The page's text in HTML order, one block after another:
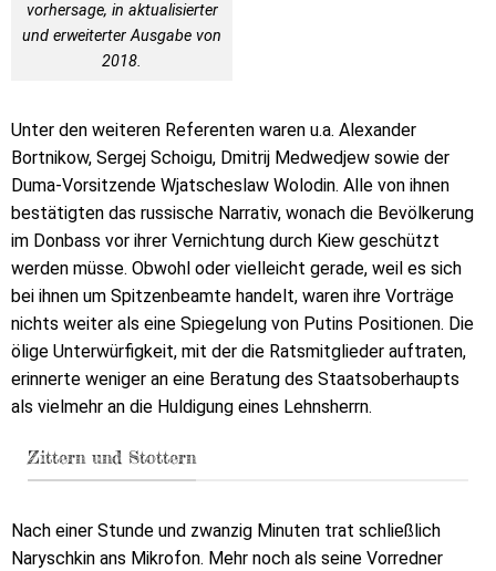
vorhersage, in aktualisierter
und erweiterter Ausgabe von
2018.
Unter den weiteren Referenten waren u.a. Alexander
Bortnikow, Sergej Schoigu, Dmitrij Medwedjew sowie der
Duma-Vorsitzende Wjatscheslaw Wolodin. Alle von ihnen
bestätigten das russische Narrativ, wonach die Bevölkerung
im Donbass vor ihrer Vernichtung durch Kiew geschützt
werden müsse. Obwohl oder vielleicht gerade, weil es sich
bei ihnen um Spitzenbeamte handelt, waren ihre Vorträge
nichts weiter als eine Spiegelung von Putins Positionen. Die
ölige Unterwürfigkeit, mit der die Ratsmitglieder auftraten,
erinnerte weniger an eine Beratung des Staatsoberhaupts
als vielmehr an die Huldigung eines Lehnsherrn.
Zittern und Stottern
Nach einer Stunde und zwanzig Minuten trat schließlich
Naryschkin ans Mikrofon. Mehr noch als seine Vorredner